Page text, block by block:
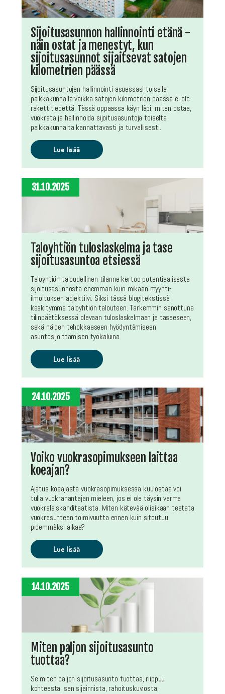
Sijoitusasunnon hallinnointi etänä -
näin ostat ja menestyt, kun
sijoitusasunnot sijaitsevat satojen
kilometrien päässä
Sijoitusasuntojen hallinnointi asuessasi toisella
paikkakunnalla vaikka satojen kilometrien päässä ei ole
rakettitiedettä. Tässä oppaassa käyn läpi, miten ostaa,
vuokrata ja hallinnoida sijoitusasuntoja toiselta
paikkakunnalta kannattavasti ja turvallisesti.
Lue lisää
31.10.2025
Taloyhtiön tuloslaskelma ja tase
sijoitusasuntoa etsiessä
Taloyhtiön taloudellinen tilanne kertoo potentiaalisesta
sijoitusasunnosta enemmän kuin mikään myynti-
ilmoituksen adjektiivi. Siksi tässä blogitekstissä
keskitymme taloyhtiön talouteen. Tarkemmin sanottuna
tilinpäätöksessä olevaan tuloslaskelmaan ja taseeseen,
sekä näiden tehokkaaseen hyödyntämiseen
asuntosijoittamisen työkaluina.
Lue lisää
24.10.2025
Voiko vuokrasopimukseen laittaa
koeajan?
Ajatus koeajasta vuokrasopimuksessa kuulostaa voi
tulla vuokranantajan mieleen, jos ei ole täysin varma
vuokralaiskanditaatista. Miten kätevää olisikaan testata
vuokrasuhteen toimivuutta ennen kuin sitoutuu
pidemmäksi aikaa?
Lue lisää
14.10.2025
Miten paljon sijoitusasunto
tuottaa?
Se miten paljon sijoitusasunto tuottaa, riippuu
kohteesta, sen sijainnista, rahoituskuviosta,